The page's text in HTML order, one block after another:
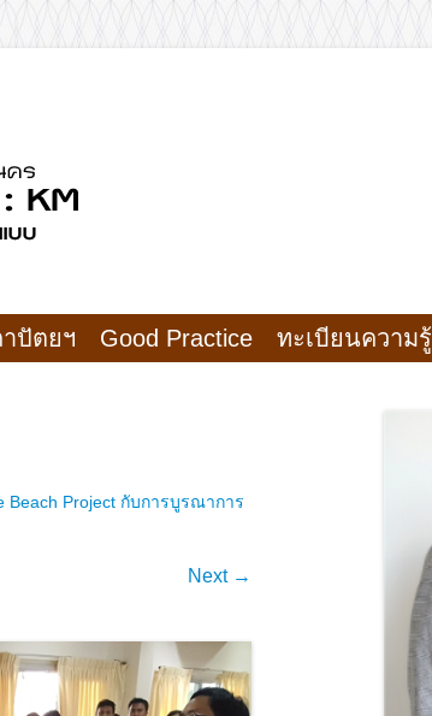
ณะสถาปัตยฯ
ปัตยฯ Good Practice ทะเบียนความรู้
Beach Project กับการบูรณาการ
Next →